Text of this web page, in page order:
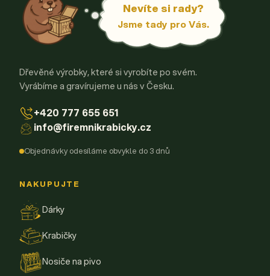
Nevíte si rady?
Jsme tady pro Vás.
Dřevěné výrobky, které si vyrobíte po svém.
Vyrábíme a gravírujeme u nás v Česku.
+420 777 655 651
info@firemnikrabicky.cz
Objednávky odesíláme obvykle do 3 dnů
NAKUPUJTE
Dárky
Krabičky
Nosiče na pivo